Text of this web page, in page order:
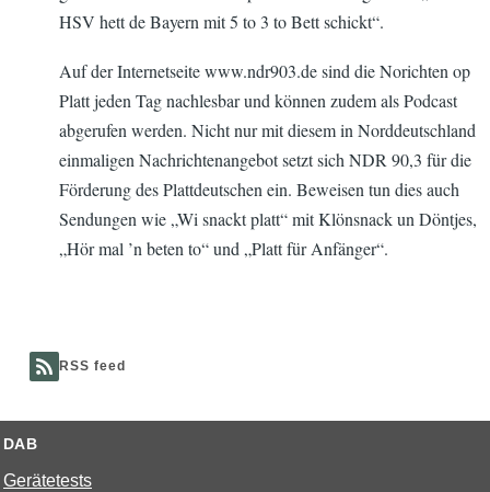
HSV hett de Bayern mit 5 to 3 to Bett schickt“.
Auf der Internetseite www.ndr903.de sind die Norichten op
Platt jeden Tag nachlesbar und können zudem als Podcast
abgerufen werden. Nicht nur mit diesem in Norddeutschland
einmaligen Nachrichtenangebot setzt sich NDR 90,3 für die
Förderung des Plattdeutschen ein. Beweisen tun dies auch
Sendungen wie „Wi snackt platt“ mit Klönsnack un Döntjes,
„Hör mal ’n beten to“ und „Platt für Anfänger“.
RSS feed
DAB
Gerätetests